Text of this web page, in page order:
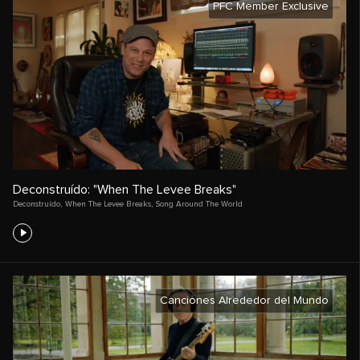
PFC Member Exclusive
Deconstruído: "When The Levee Breaks"
Deconstruído When The Levee Breaks Song Around The World
Canciones Alrededor del Mundo